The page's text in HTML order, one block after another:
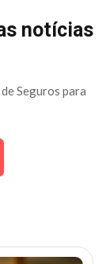
notícias
Seguros para